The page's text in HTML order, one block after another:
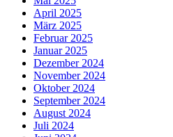
April 2025
März 2025
Februar 2025
Januar 2025
Dezember 2024
November 2024
Oktober 2024
September 2024
August 2024
Juli 2024